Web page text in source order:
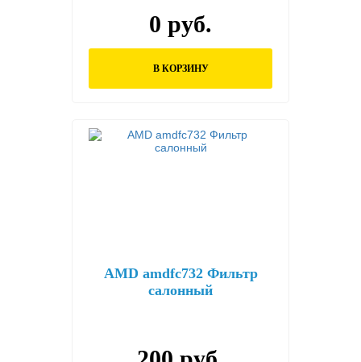
0 руб.
В КОРЗИНУ
AMD amdfc732 Фильтр
салонный